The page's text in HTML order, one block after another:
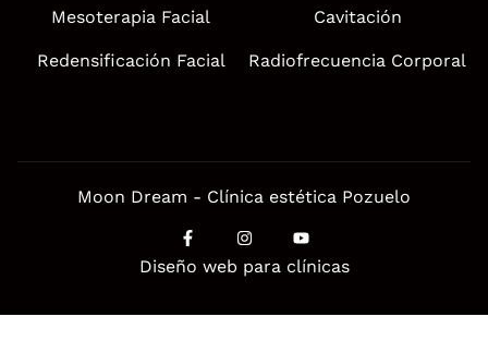
Mesoterapia Facial
Redensificación Facial
Cavitación
Radiofrecuencia Corporal
Moon Dream - Clínica estética Pozuelo
Diseño web para clínicas